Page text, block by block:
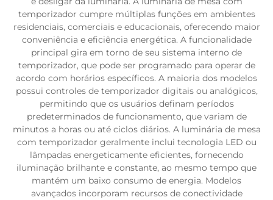
temporizador cumpre múltiplas funções em ambientes
residenciais, comerciais e educacionais, oferecendo maior
conveniência e eficiência energética. A funcionalidade
principal gira em torno de seu sistema interno de
temporizador, que pode ser programado para operar de
acordo com horários específicos. A maioria dos modelos
possui controles de temporizador digitais ou analógicos,
permitindo que os usuários definam períodos
predeterminados de funcionamento, que variam de
minutos a horas ou até ciclos diários. A luminária de mesa
com temporizador geralmente inclui tecnologia LED ou
lâmpadas energeticamente eficientes, fornecendo
iluminação brilhante e constante, ao mesmo tempo que
mantém um baixo consumo de energia. Modelos
avançados incorporam recursos de conectividade